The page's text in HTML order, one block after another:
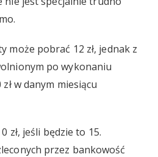
może pobrać 12 zł, jednak z
po wykonaniu
w danym miesiącu
zł, jeśli będzie to 15.
przez bankowość